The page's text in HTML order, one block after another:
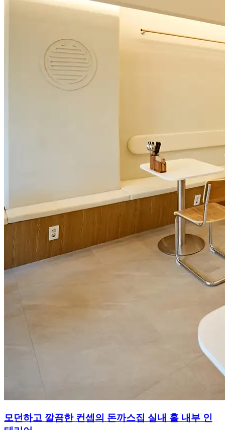
모던하고 깔끔한 컨셉의 돈까스집 실내 홀 내부 인